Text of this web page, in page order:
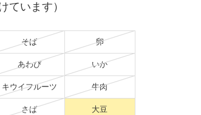
ています）
そば 卵
あわび いか
キウイフルーツ 牛肉
さば 大豆